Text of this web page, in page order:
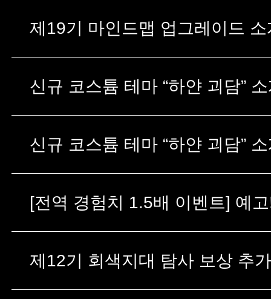
제19기 마인드맵 업그레이드
[전역 경험치 1.5배 이벤트] 예
제12기 회색지대 탐사 보상 추